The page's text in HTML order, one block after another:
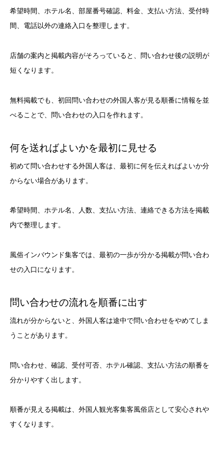
希望時間、ホテル名、部屋番号確認、料金、支払い方法、受付時
間、電話以外の連絡入口を整理します。
店舗の案内と掲載内容がそろっていると、問い合わせ後の説明が
短くなります。
無料掲載でも、初回問い合わせの外国人客が見る順番に情報を並
べることで、問い合わせの入口を作れます。
何を送ればよいかを最初に見せる
初めて問い合わせする外国人客は、最初に何を伝えればよいか分
からない場合があります。
希望時間、ホテル名、人数、支払い方法、連絡できる方法を掲載
内で整理します。
風俗インバウンド集客では、最初の一歩が分かる掲載が問い合わ
せの入口になります。
問い合わせの流れを順番に出す
流れが分からないと、外国人客は途中で問い合わせをやめてしま
うことがあります。
問い合わせ、確認、受付可否、ホテル確認、支払い方法の順番を
分かりやすく出します。
順番が見える掲載は、外国人観光客集客風俗店として安心されや
すくなります。